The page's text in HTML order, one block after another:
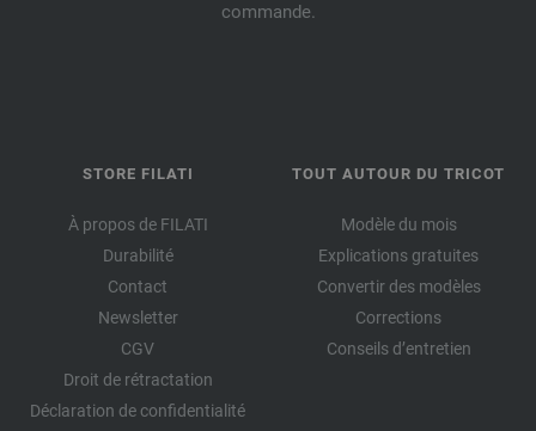
commande.
STORE FILATI
À propos de FILATI
Durabilité
Contact
Newsletter
CGV
Droit de rétractation
Déclaration de confidentialité
TOUT AUTOUR DU TRICOT
Modèle du mois
Explications gratuites
Convertir des modèles
Corrections
Conseils d’entretien